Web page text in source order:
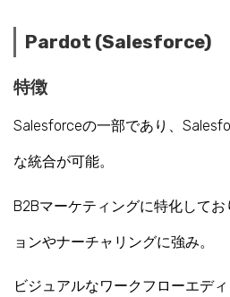
Pardot (Salesforce)
特徴
Salesforceの一部であり、
な統合が可能。
B2Bマーケティングに特化して
ョンやナーチャリングに強み。
ビジュアルなワークフローエディ